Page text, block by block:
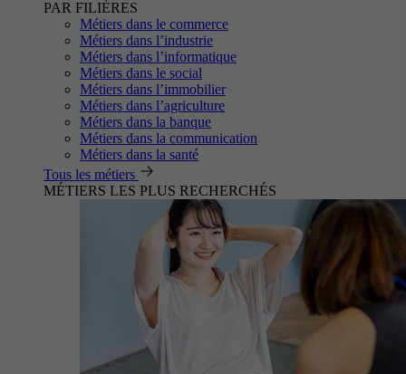
PAR FILIÈRES
Métiers dans le commerce
Métiers dans l’industrie
Métiers dans l’informatique
Métiers dans le social
Métiers dans l’immobilier
Métiers dans l’agriculture
Métiers dans la banque
Métiers dans la communication
Métiers dans la santé
Tous les métiers
MÉTIERS LES PLUS RECHERCHÉS